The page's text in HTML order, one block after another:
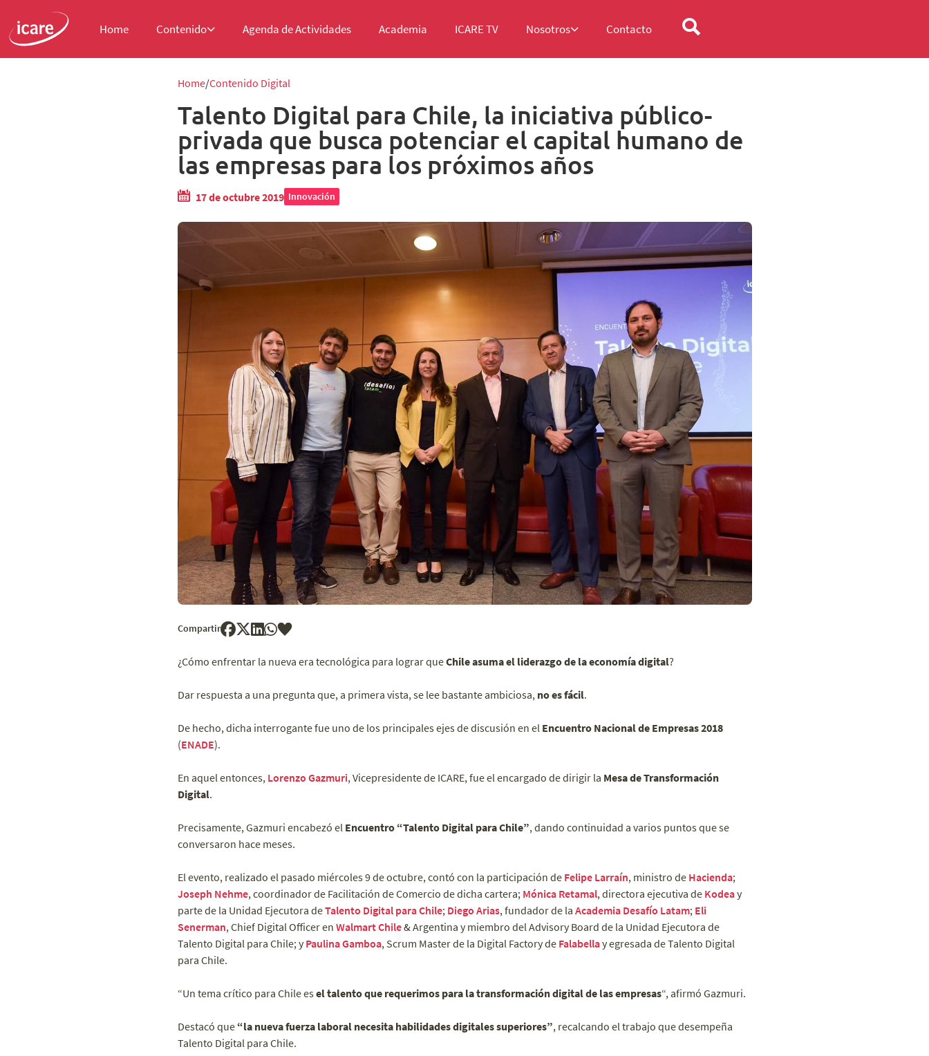
Home Contenido Agenda de Actividades Academia ICARE TV Nosotros Contacto
Home Contenido Digital
Talento Digital para Chile, la iniciativa público-
privada que busca potenciar el capital humano de
las empresas para los próximos años
17 de octubre 2019 Innovación
Compartir
¿Cómo enfrentar la nueva era tecnológica para lograr queChile asuma el liderazgo de la economía digital?
Dar respuesta a una pregunta que, a primera vista, se lee bastante ambiciosa, no es fácil.
De hecho, dicha interrogante fue uno de los principales ejes de discusión en el Encuentro Nacional de Empresas 2018
(ENADE).
En aquel entonces, Lorenzo Gazmuri, Vicepresidente de ICARE, fue el encargado de dirigir la Mesa de Transformación
Digital.
Precisamente, Gazmuri encabezó el Encuentro “Talento Digital para Chile”, dando continuidad a varios puntos que se
conversaron hace meses.
El evento, realizado el pasado miércoles 9 de octubre, contó con la participación de Felipe Larraín, ministro de Hacienda;
Joseph Nehme, coordinador de Facilitación de Comercio de dicha cartera; Mónica Retamal, directora ejecutiva de Kodeay
parte de la Unidad Ejecutora deTalento Digital para Chile; Diego Arias, fundador de la Academia Desafío Latam; Eli
Senerman, Chief Digital Officer en Walmart Chile& Argentina y miembro del Advisory Board de la Unidad Ejecutora de
Talento Digital para Chile; y Paulina Gamboa, Scrum Master de la Digital Factory de Falabellay egresada de Talento Digital
para Chile.
“Un tema crítico para Chile esel talento que requerimos para la transformación digital de las empresas“, afirmó Gazmuri.
Destacó que “la nueva fuerza laboral necesita habilidades digitales superiores”, recalcando el trabajo que desempeña
Talento Digital para Chile.